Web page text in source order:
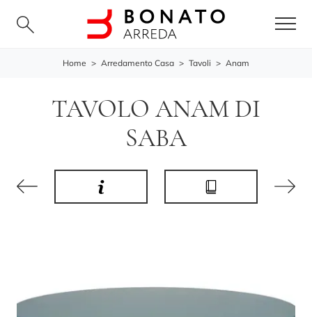
Home > Arredamento Casa > Tavoli > Anam
TAVOLO ANAM DI
SABA